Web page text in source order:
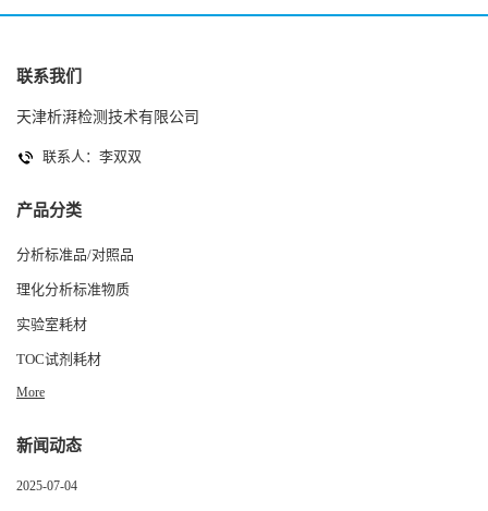
联系我们
天津析湃检测技术有限公司
联系人：李双双
产品分类
分析标准品/对照品
理化分析标准物质
实验室耗材
TOC试剂耗材
More
新闻动态
2025-07-04